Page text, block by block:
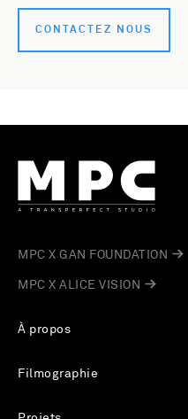
CONTACTEZ NOUS
À propos
Filmographie
MPC X GAN FOUNDATION
MPC X ALICE VISION